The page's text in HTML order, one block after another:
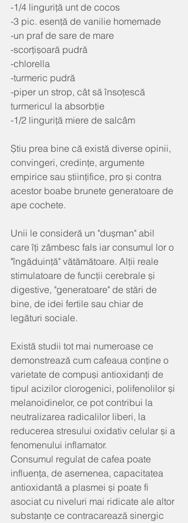
-1/4 linguriță unt de cocos
-3 pic. esență de vanilie homemade
-un praf de sare de mare
-scorțișoară pudră
-chlorella
-turmeric pudră
-piper un strop, cât să însoțescă
turmericul la absorbție
-1/2 linguriță miere de salcâm
Știu prea bine că există diverse opinii,
convingeri, credințe, argumente
empirice sau științifice, pro și contra
acestor boabe brunete generatoare de
ape cochete.
Unii le consideră un "dușman" abil
care îți zâmbesc fals iar consumul lor o
"îngăduință" vătămătoare. Alții reale
stimulatoare de funcții cerebrale și
digestive, "generatoare" de stări de
bine, de idei fertile sau chiar de
legături sociale.
Există studii tot mai numeroase ce
demonstrează cum cafeaua conține o
varietate de compuși antioxidanți de
tipul acizilor clorogenici, polifenolilor și
melanoidinelor, ce pot contribui la
neutralizarea radicalilor liberi, la
reducerea stresului oxidativ celular și a
fenomenului inflamator.
Consumul regulat de cafea poate
influența, de asemenea, capacitatea
antioxidantă a plasmei și poate fi
asociat cu niveluri mai ridicate ale altor
substanțe ce contracarează sinergic